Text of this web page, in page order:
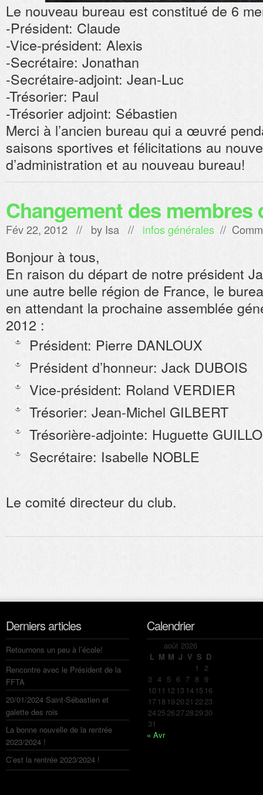
Le nouveau bureau est constitué de 6
-Président: Claude
-Vice-président: Alexis
-Secrétaire: Jonathan
-Secrétaire-adjoint: Jean-Luc
-Trésorier: Paul
-Trésorier adjoint: Sébastien
Merci à l’ancien bureau qui a œuvré
saisons sportives et félicitations au
d’administration et au nouveau bureau!
Changement des membres
Fév 22, 2012 // by Isa // infos générales //
Bonjour à tous,
En raison du départ de notre président
une autre belle région de France, le
en attendant la prochaine assemblée
2012 :
Président: Pierre DANLOUX
Président d’honneur: Jack DUBOIS
Vice-président: Roland VERDIER
Trésorier: Jean-Michel GILBERT
Trésorière-adjointe: Huguette
Secrétaire: Isabelle NOBLE
Le comité directeur du club.
Derniers articles
Retournons un peu à l’école!
Rencontre avec le Président de la
FFTA
20/01/2024 Saint-Sébastien et
galette des rois
La bonne nouvelle de la rentrée
2023/2024 !
C’est la rentrée 2023/2024 !
Calendrier
août 2026
L M M J V S D
1 2
3 4 5 6 7 8 9
10 11 12 13 14 15 16
17 18 192021 2223
24252627282930
31
« Avr